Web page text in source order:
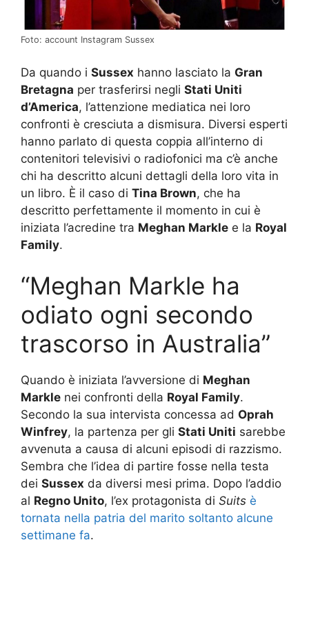
Foto: account Instagram Sussex
Da quando i Sussex hanno lasciato la Gran
Bretagna per trasferirsi negli Stati Uniti
d’America, l’attenzione mediatica nei loro
confronti è cresciuta a dismisura. Diversi esperti
hanno parlato di questa coppia all’interno di
contenitori televisivi o radiofonici ma c’è anche
chi ha descritto alcuni dettagli della loro vita in
un libro. È il caso di Tina Brown, che ha
descritto perfettamente il momento in cui è
iniziata l’acredine tra Meghan Markle e la Royal
Family.
“Meghan Markle ha
odiato ogni secondo
trascorso in Australia”
Quando è iniziata l’avversione di Meghan
Markle nei confronti della Royal Family.
Secondo la sua intervista concessa ad Oprah
Winfrey, la partenza per gli Stati Uniti sarebbe
avvenuta a causa di alcuni episodi di razzismo.
Sembra che l’idea di partire fosse nella testa
dei Sussex da diversi mesi prima. Dopo l’addio
al Regno Unito, l’ex protagonista di Suits è
tornata nella patria del marito soltanto alcune
settimane fa.